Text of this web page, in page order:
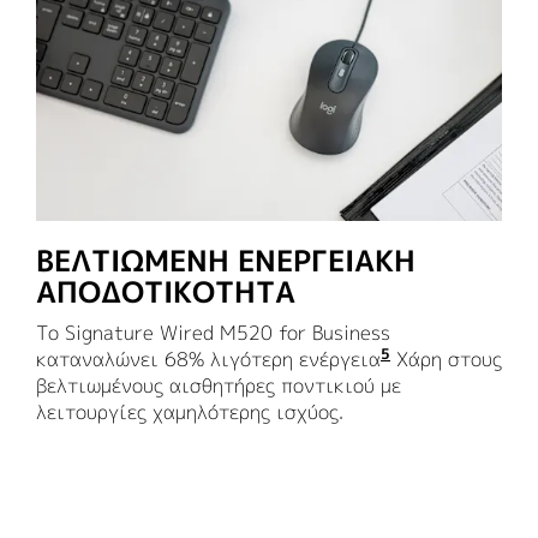
ΒΕΛΤΙΩΜΕΝΗ ΕΝΕΡΓΕΙΑΚΗ
ΑΠΟΔΟΤΙΚΟΤΗΤΑ
Το Signature Wired M520 for Business
καταναλώνει 68% λιγότερη ενέργεια5 σε σύγκριση
Χάρη στους
βελτιωμένους αισθητήρες ποντικιού με
λειτουργίες χαμηλότερης ισχύος.